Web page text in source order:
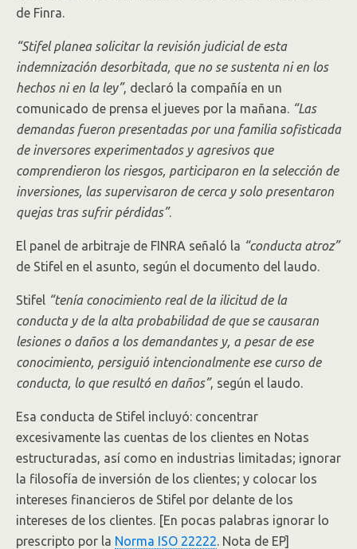
de Finra.
“Stifel planea solicitar la revisión judicial de esta
indemnización desorbitada, que no se sustenta ni en los
hechos ni en la ley”, declaró la compañía en un
comunicado de prensa el jueves por la mañana.
“Las
demandas fueron presentadas por una familia sofisticada
de inversores experimentados y agresivos que
comprendieron los riesgos, participaron en la selección de
inversiones, las supervisaron de cerca y solo presentaron
quejas tras sufrir pérdidas”.
El panel de arbitraje de FINRA señaló la “conducta atroz”
de Stifel en el asunto, según el documento del laudo.
Stifel
“tenía conocimiento real de la ilicitud de la
conducta y de la alta probabilidad de que se causaran
lesiones o daños a los demandantes y, a pesar de ese
conocimiento, persiguió intencionalmente ese curso de
conducta, lo que resultó en daños”, según el laudo.
Esa conducta de Stifel incluyó: concentrar
excesivamente las cuentas de los clientes en Notas
estructuradas, así como en industrias limitadas; ignorar
la filosofía de inversión de los clientes; y colocar los
intereses financieros de Stifel por delante de los
intereses de los clientes. [En pocas palabras ignorar lo
prescripto por la Norma ISO 22222 . Nota de EP]